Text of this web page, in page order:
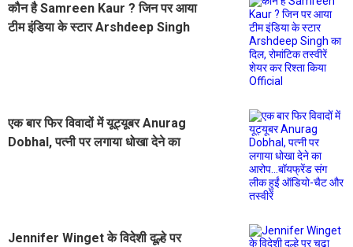
कौन है Samreen Kaur ? जिन पर आया
टीम इंडिया के स्टार Arshdeep Singh
एक बार फिर विवादों में यूट्यूबर Anurag
Dobhal, पत्नी पर लगाया धोखा देने का
Jennifer Winget के विदेशी दूल्हे पर